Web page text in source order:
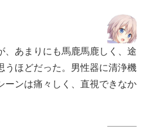
、あまりにも馬鹿馬鹿しく、途
うほどだった。男性器に清浄機
ーンは痛々しく、直視できなか